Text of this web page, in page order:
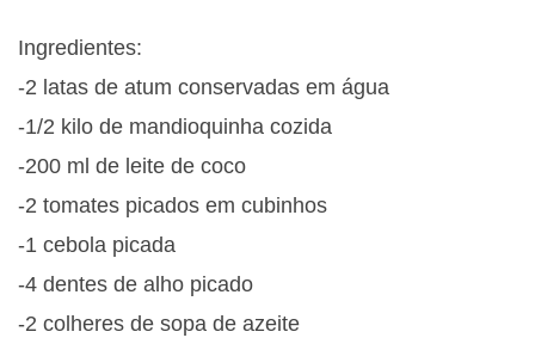
Ingredientes:
-2 latas de atum conservadas em água
-1/2 kilo de mandioquinha cozida
-200 ml de leite de coco
-2 tomates picados em cubinhos
-1 cebola picada
-4 dentes de alho picado
-2 colheres de sopa de azeite